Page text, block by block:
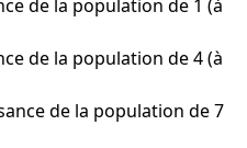
de la population de 1 (à
de la population de 4 (à
de la population de 7